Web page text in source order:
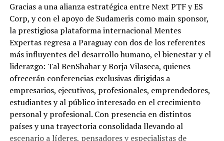
Gracias a una alianza estratégica entre Next PTF y ES
Corp, y con el apoyo de Sudameris como main sponsor,
la prestigiosa plataforma internacional Mentes
Expertas regresa a Paraguay con dos de los referentes
más influyentes del desarrollo humano, el bienestar y el
liderazgo: Tal BenShahar y Borja Vilaseca, quienes
ofrecerán conferencias exclusivas dirigidas a
empresarios, ejecutivos, profesionales, emprendedores,
estudiantes y al público interesado en el crecimiento
personal y profesional. Con presencia en distintos
países y una trayectoria consolidada llevando al
escenario a líderes, pensadores y especialistas de